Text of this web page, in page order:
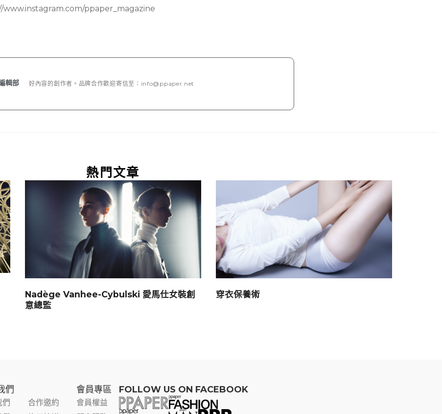
www.instagram.com/ppaper_magazine
輯部 好內容的創作者。品牌合作歡迎寄信至： info@ppaper.net
熱門文章
Nadège Vanhee-Cybulski 愛馬仕女裝創
意總監
穿衣保養術
們
們
合作邀約
會員專區​
會員權益
FOLLOW US ON FACEBOOK